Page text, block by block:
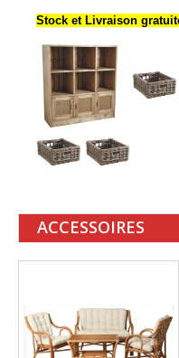
Stock et Livraison
ACCESSOIRES